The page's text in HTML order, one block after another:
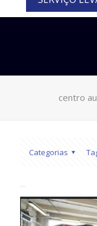
centro
Categorias